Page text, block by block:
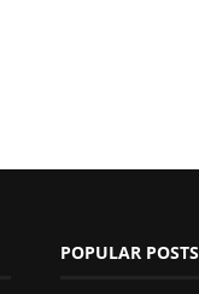
POPULAR POSTS